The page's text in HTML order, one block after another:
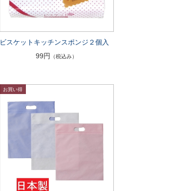
ビスケットキッチンスポンジ２個入
99円
（税込み）